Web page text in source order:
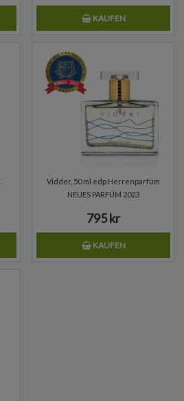
KAUFEN
Vidder, 50 ml edp Herrenparfüm
NEUES PARFÜM 2023
795 kr
KAUFEN